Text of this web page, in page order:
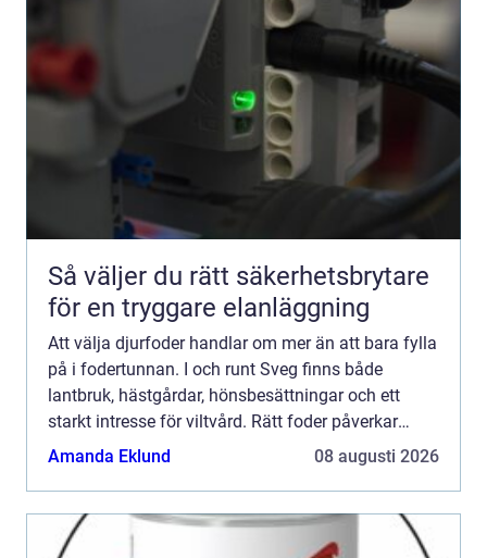
Så väljer du rätt säkerhetsbrytare
för en tryggare elanläggning
Att välja djurfoder handlar om mer än att bara fylla
på i fodertunnan. I och runt Sveg finns både
lantbruk, hästgårdar, hönsbesättningar och ett
starkt intresse för viltvård. Rätt foder påverkar
djurens hälsa, produktion, beteende och hur de
Amanda Eklund 08 augusti 2026